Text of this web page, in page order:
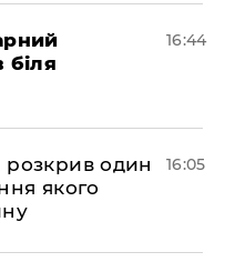
біля
16:44
один
якого
16:05